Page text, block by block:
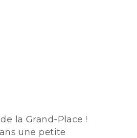
la Grand-Place !
une petite